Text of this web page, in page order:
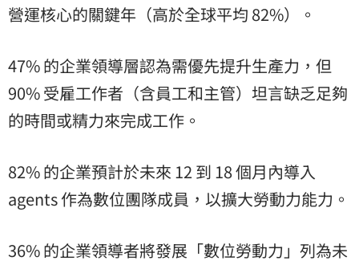
營運核心的關鍵年（高於全球平均 82%）。
47% 的企業領導層認為需優先提升生產力，但
90% 受雇工作者（含員工和主管）坦言缺乏足夠
的時間或精力來完成工作。
82% 的企業預計於未來 12 到 18 個月內導入
agents 作為數位團隊成員，以擴大勞動力能力。
36% 的企業領導者將發展「數位勞動力」列為未